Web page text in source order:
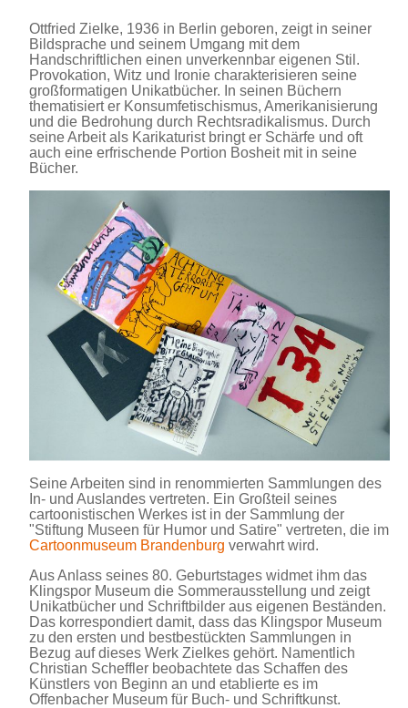
Ottfried Zielke, 1936 in Berlin geboren, zeigt in seiner
Bildsprache und seinem Umgang mit dem
Handschriftlichen einen unverkennbar eigenen Stil.
Provokation, Witz und Ironie charakterisieren seine
großformatigen Unikatbücher. In seinen Büchern
thematisiert er Konsumfetischismus, Amerikanisierung
und die Bedrohung durch Rechtsradikalismus. Durch
seine Arbeit als Karikaturist bringt er Schärfe und oft
auch eine erfrischende Portion Bosheit mit in seine
Bücher.
Seine Arbeiten sind in renommierten Sammlungen des
In- und Auslandes vertreten. Ein Großteil seines
cartoonistischen Werkes ist in der Sammlung der
"Stiftung Museen für Humor und Satire" vertreten, die im
Cartoonmuseum Brandenburg verwahrt wird.
Aus Anlass seines 80. Geburtstages widmet ihm das
Klingspor Museum die Sommerausstellung und zeigt
Unikatbücher und Schriftbilder aus eigenen Beständen.
Das korrespondiert damit, dass das Klingspor Museum
zu den ersten und bestbestückten Sammlungen in
Bezug auf dieses Werk Zielkes gehört. Namentlich
Christian Scheffler beobachtete das Schaffen des
Künstlers von Beginn an und etablierte es im
Offenbacher Museum für Buch- und Schriftkunst.